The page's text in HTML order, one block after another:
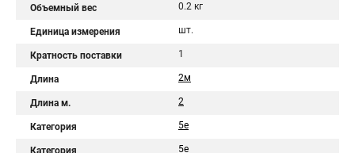
Объемный вес 0.2 кг
Единица измерения шт.
Кратность поставки 1
Длина 2м
Длина м. 2
Категория 5e
Категория 5е